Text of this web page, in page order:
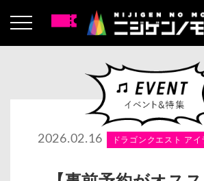
2026.02.16 ドラゴンクエスト アイ